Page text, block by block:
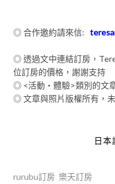
◎ 合作邀約請來信:
◎ 透過文中連結訂房，
位訂房的價格，謝謝支持
◎ <活動‧體驗>類別的文
◎ 文章與照片版權所有，
日
rurubu訂房 樂天訂房